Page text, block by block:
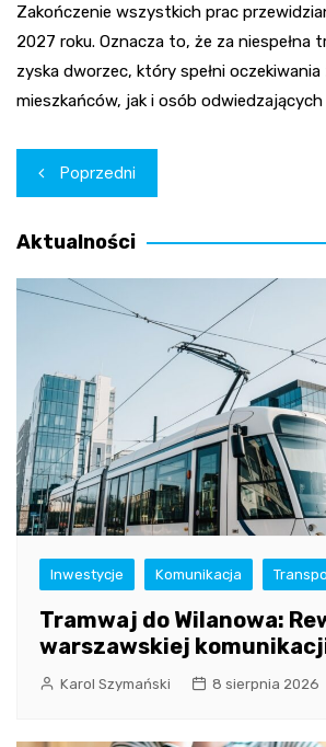
Zakończenie wszystkich prac
2027 roku. Oznacza to, że za niespełna
zyska dworzec, który spełni
mieszkańców, jak i osób
Nawigacja
wpisu
Poprzedni
Aktualności
Inwestycje Komunikacja
Tramwaj do Wilanowa:
warszawskiej
Karol Szymański 8 sierpnia 2026